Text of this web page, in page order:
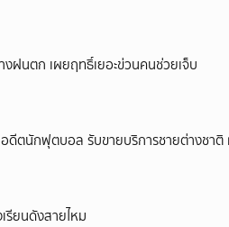
ฝนตก เผยฤทธิ์เยอะข่วนคนช่วยเจ็บ
ตนักฟุตบอล รับขายบริการชายต่างชาติ
รียนดังสายไหม